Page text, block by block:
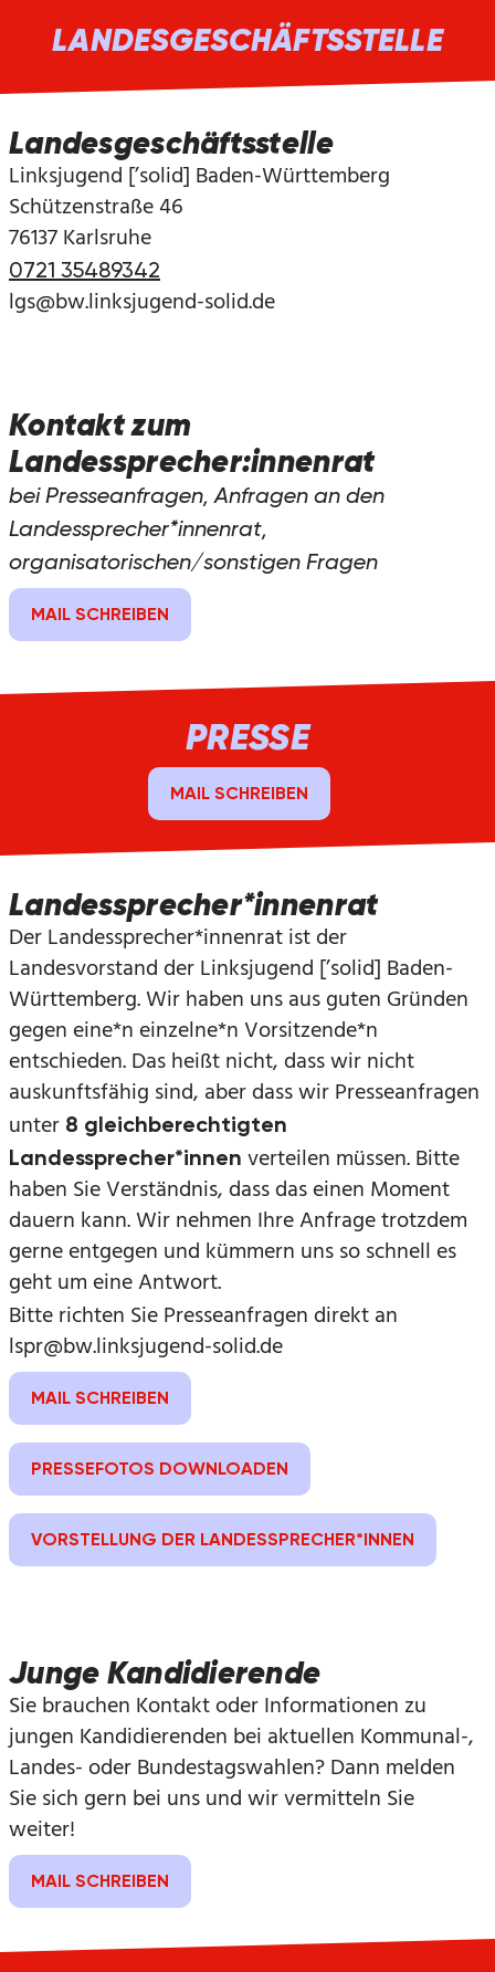
LANDESGESCHÄFTSSTELLE
Landesgeschäftsstelle
Linksjugend [’solid] Baden-Württemberg
Schützenstraße 46
76137 Karlsruhe
0721 35489342
lgs@bw.linksjugend-solid.de
Kontakt zum
Landessprecher:innenrat
bei Presseanfragen, Anfragen an den
Landessprecher*innenrat,
organisatorischen/sonstigen Fragen
MAIL SCHREIBEN
PRESSE
MAIL SCHREIBEN
Landessprecher*innenrat
Der Landessprecher*innenrat ist der
Landesvorstand der Linksjugend [’solid] Baden-
Württemberg. Wir haben uns aus guten Gründen
gegen eine*n einzelne*n Vorsitzende*n
entschieden. Das heißt nicht, dass wir nicht
auskunftsfähig sind, aber dass wir Presseanfragen
unter 8 gleichberechtigten
Landessprecher*innen verteilen müssen. Bitte
haben Sie Verständnis, dass das einen Moment
dauern kann. Wir nehmen Ihre Anfrage trotzdem
gerne entgegen und kümmern uns so schnell es
geht um eine Antwort.
Bitte richten Sie Presseanfragen direkt an
lspr@bw.linksjugend-solid.de
MAIL SCHREIBEN
PRESSEFOTOS DOWNLOADEN
VORSTELLUNG DER LANDESSPRECHER*INNEN
Junge Kandidierende
Sie brauchen Kontakt oder Informationen zu
jungen Kandidierenden bei aktuellen Kommunal-,
Landes- oder Bundestagswahlen? Dann melden
Sie sich gern bei uns und wir vermitteln Sie
weiter!
MAIL SCHREIBEN